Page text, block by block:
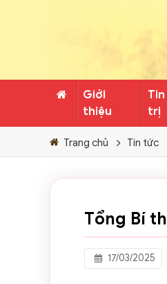
Giới
thiệu
trị
Trang chủ Tin tức
Tổng Bí
17/03/2025